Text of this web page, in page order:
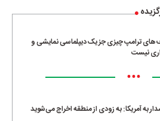
ترامپ چیزی جز یک دیپلماسی نمایشی و
نیست
•••
به آمریکا: به زودی از منطقه اخراج می‌شوید